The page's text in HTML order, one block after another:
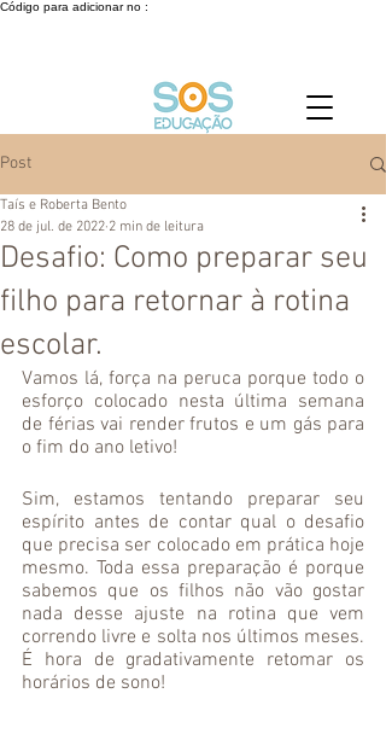
Código para adicionar no :
Post
Desafio: Como preparar seu
filho para retornar à rotina
escolar.
Taís e Roberta Bento
28 de jul. de 2022 2 min de leitura
Vamos lá, força na peruca porque todo o
esforço colocado nesta última semana
de férias vai render frutos e um gás para
o fim do ano letivo!
Sim, estamos tentando preparar seu
espírito antes de contar qual o desafio
que precisa ser colocado em prática hoje
mesmo. Toda essa preparação é porque
sabemos que os filhos não vão gostar
nada desse ajuste na rotina que vem
correndo livre e solta nos últimos meses.
É hora de gradativamente retomar os
horários de sono!